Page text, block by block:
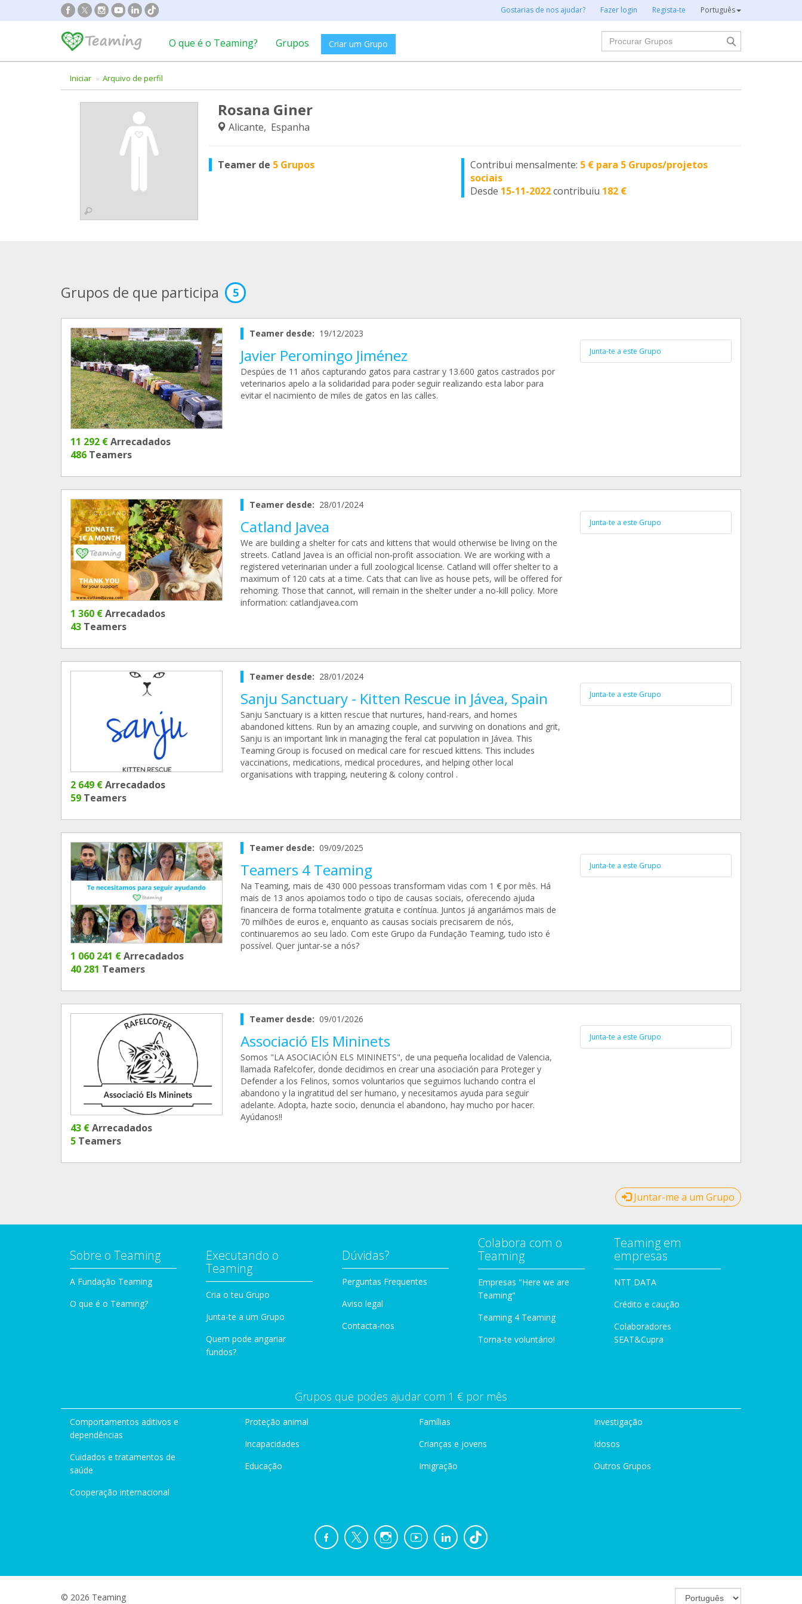
Gostarias de nos ajudar? Fazer login Regista-te Português
O que é o Teaming? Grupos Criar um Grupo
Procurar
Iniciar Arquivo de perfil
Rosana Giner
Alicante, Espanha
Teamer de 5 Grupos Contribui mensalmente: 5 € para 5 Grupos/projetos
sociais
Desde 15-11-2022contribuiu 182 €
Grupos de que participa 5
11 292 €Arrecadados
486 Teamers
Teamer desde: 19/12/2023
Javier Peromingo Jiménez
Despúes de 11 años capturando gatos para castrar y 13.600 gatos castrados por
veterinarios apelo a la solidaridad para poder seguir realizando esta labor para
evitar el nacimiento de miles de gatos en las calles.
Junta-te a este Grupo
1 360 €Arrecadados
43 Teamers
Teamer desde: 28/01/2024
Catland Javea
We are building a shelter for cats and kittens that would otherwise be living on the
streets. Catland Javea is an official non-profit association. We are working with a
registered veterinarian under a full zoological license. Catland will offer shelter to a
maximum of 120 cats at a time. Cats that can live as house pets, will be offered for
rehoming. Those that cannot, will remain in the shelter under a no-kill policy. More
information: catlandjavea.com
Junta-te a este Grupo
2 649 €Arrecadados
59 Teamers
Teamer desde: 28/01/2024
Sanju Sanctuary - Kitten Rescue in Jávea, Spain
Sanju Sanctuary is a kitten rescue that nurtures, hand-rears, and homes
abandoned kittens. Run by an amazing couple, and surviving on donations and grit,
Sanju is an important link in managing the feral cat population in Jávea. This
Teaming Group is focused on medical care for rescued kittens. This includes
vaccinations, medications, medical procedures, and helping other local
organisations with trapping, neutering & colony control .
Junta-te a este Grupo
1 060 241 €Arrecadados
40 281 Teamers
Teamer desde: 09/09/2025
Teamers 4 Teaming
Na Teaming, mais de 430 000 pessoas transformam vidas com 1 € por mês. Há
mais de 13 anos apoiamos todo o tipo de causas sociais, oferecendo ajuda
financeira de forma totalmente gratuita e contínua. Juntos já angariámos mais de
70 milhões de euros e, enquanto as causas sociais precisarem de nós,
continuaremos ao seu lado. Com este Grupo da Fundação Teaming, tudo isto é
possível. Quer juntar-se a nós?
Junta-te a este Grupo
43 €Arrecadados
5 Teamers
Teamer desde: 09/01/2026
Associació Els Mininets
Somos "LA ASOCIACIÓN ELS MININETS", de una pequeña localidad de Valencia,
llamada Rafelcofer, donde decidimos en crear una asociación para Proteger y
Defender a los Felinos, somos voluntarios que seguimos luchando contra el
abandono y la ingratitud del ser humano, y necesitamos ayuda para seguir
adelante. Adopta, hazte socio, denuncia el abandono, hay mucho por hacer.
Ayúdanos!!
Junta-te a este Grupo
Juntar-me a um Grupo
Sobre o Teaming
A Fundação Teaming
O que é o Teaming?
Executando o
Teaming
Cria o teu Grupo
Junta-te a um Grupo
Quem pode angariar
fundos?
Dúvidas?
Perguntas Frequentes
Aviso legal
Contacta-nos
Colabora com o
Teaming
Empresas "Here we are
Teaming"
Teaming 4 Teaming
Torna-te voluntário!
Teaming em
empresas
NTT DATA
Crédito e caução
Colaboradores
SEAT&Cupra
Grupos que podes ajudar com 1 € por mês
Comportamentos aditivos e
dependências
Cuidados e tratamentos de
saúde
Cooperação internacional
Proteção animal
Incapacidades
Educação
Famílias
Crianças e jovens
Imigração
Investigação
Idosos
Outros Grupos
© 2026 Teaming